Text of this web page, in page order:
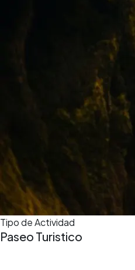
Tipo de Actividad
Paseo Turistico